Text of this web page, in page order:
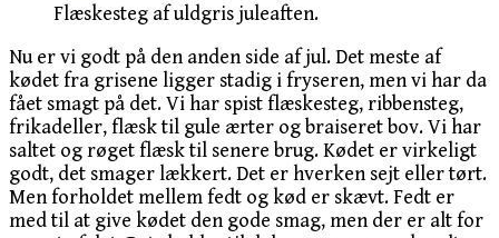
Flæskesteg af uldgris juleaften.
Nu er vi godt på den anden side af jul. Det meste af
kødet fra grisene ligger stadig i fryseren, men vi har da
fået smagt på det. Vi har spist flæskesteg, ribbensteg,
frikadeller, flæsk til gule ærter og braiseret bov. Vi har
saltet og røget flæsk til senere brug. Kødet er virkeligt
godt, det smager lækkert. Det er hverken sejt eller tørt.
Men forholdet mellem fedt og kød er skævt. Fedt er
med til at give kødet den gode smag, men der er alt for